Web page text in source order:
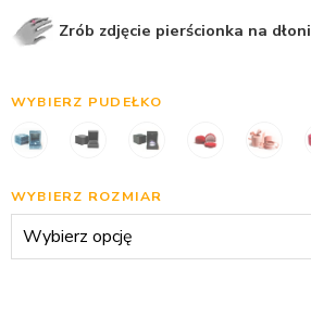
Zrób zdjęcie pierścionka na dłoni
WYBIERZ PUDEŁKO
WYBIERZ ROZMIAR